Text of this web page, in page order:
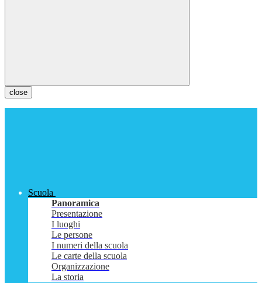
close
Scuola
Panoramica
Presentazione
I luoghi
Le persone
I numeri della scuola
Le carte della scuola
Organizzazione
La storia